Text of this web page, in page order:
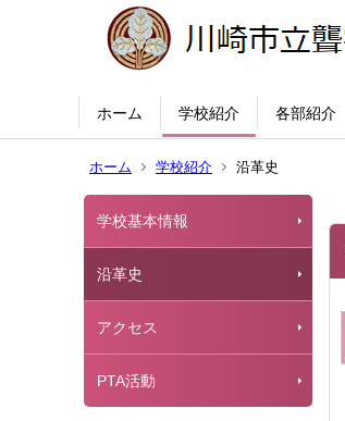
ホーム 学校紹介 各部紹介
ホーム 学校紹介 沿革史
学校基本情報
沿革史
アクセス
PTA活動